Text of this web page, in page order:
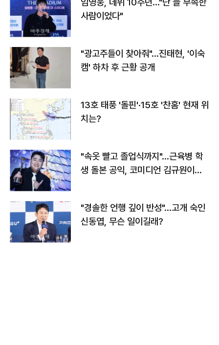
사람이었다"
"광고주들이 찾아줘"…진태현, '이숙
캠' 하차 후 근황 공개
13호 태풍 '돌핀'·15호 '찬홈' 현재 위
치는?
"속옷 빨고 졸업식까지"…근육병 학
생 돌본 공익, 코미디언 김규원이었
"경솔한 언행 깊이 반성"…고개 숙인
신동엽, 무슨 일이길래?